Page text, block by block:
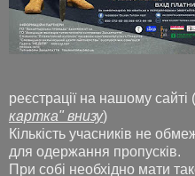
реєстрації на нашому сайті (
картка" внизу)
Кількість учасників не
для одержання пропусків.
При собі необхідно мати